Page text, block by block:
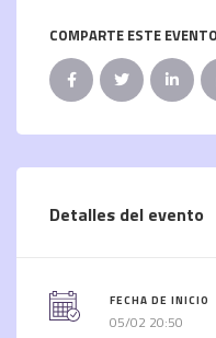
COMPARTE ESTE EVENTO
Detalles del evento
FECHA DE INICIO
05/02 20:50